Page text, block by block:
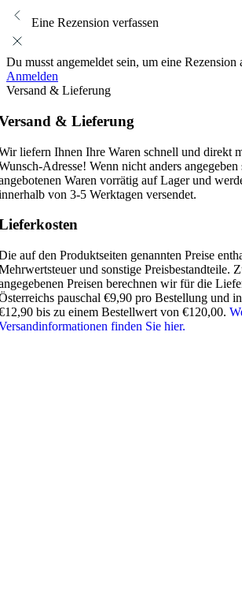
Eine Rezension verfassen
Du musst angemeldet sein, um eine Rezension
Anmelden
Versand & Lieferung
& Lieferung
liefern Ihnen Ihre Waren schnell und direkt
Adresse! Wenn nicht anders
Waren vorrätig auf Lager und
von 3-5 Werktagen versendet.
auf den Produktseiten genannten Preise
und sonstige Preisbestandteile.
Preisen berechnen wir für die
pauschal €9,90 pro Bestellung und
bis zu einem Bestellwert von €120,00.
finden Sie hier.